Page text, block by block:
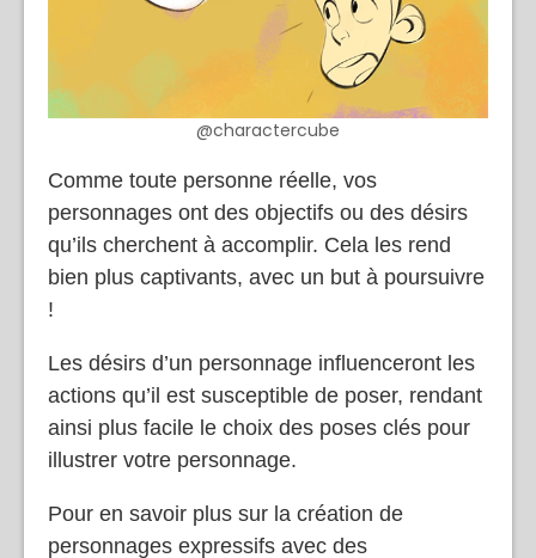
@charactercube
Comme toute personne réelle, vos
personnages ont des objectifs ou des désirs
qu’ils cherchent à accomplir. Cela les rend
bien plus captivants, avec un but à poursuivre
!
Les désirs d’un personnage influenceront les
actions qu’il est susceptible de poser, rendant
ainsi plus facile le choix des poses clés pour
illustrer votre personnage.
Pour en savoir plus sur la création de
personnages expressifs avec des